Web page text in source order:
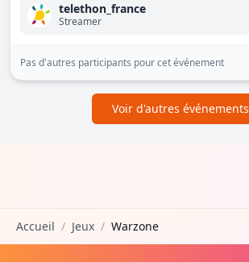
telethon_france
Streamer
Pas d'autres participants pour cet événement
Voir d'autres événements
Accueil / Jeux / Warzone